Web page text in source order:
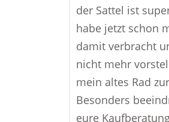
der Sattel ist
habe jetzt schon
damit verbracht
nicht mehr
mein altes Rad
Besonders
eure